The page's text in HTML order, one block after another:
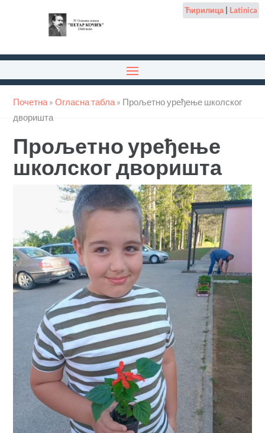
Ћирилица| Latinica
Почетна »Огласна табла » Прољетно уређење школског
дворишта
Прољетно уређење
школског дворишта